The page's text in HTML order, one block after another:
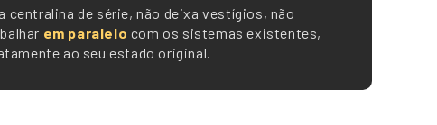
centralina de série, não deixa vestígios, não
em paralelo com os sistemas existentes,
ao seu estado original.